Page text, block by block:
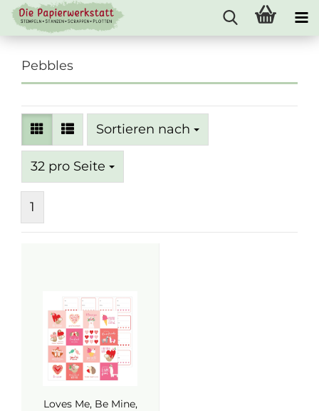
Pebbles
Sortieren nach
Sortieren nach
32 pro Seite
pro Seite
1
Loves Me, Be Mine,